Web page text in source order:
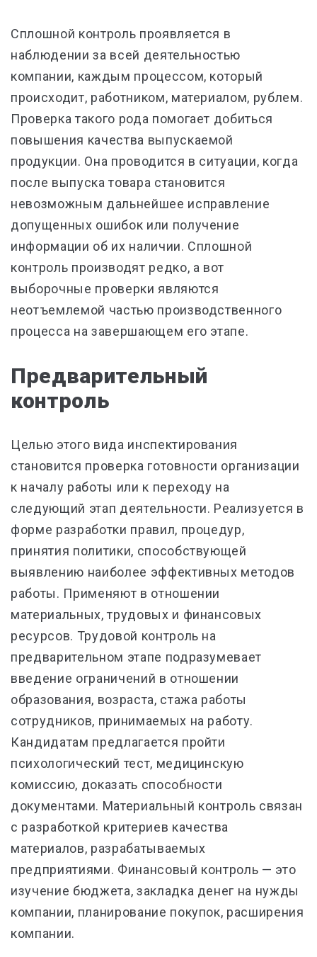
Сплошной контроль проявляется в
наблюдении за всей деятельностью
компании, каждым процессом, который
происходит, работником, материалом, рублем.
Проверка такого рода помогает добиться
повышения качества выпускаемой
продукции. Она проводится в ситуации, когда
после выпуска товара становится
невозможным дальнейшее исправление
допущенных ошибок или получение
информации об их наличии. Сплошной
контроль производят редко, а вот
выборочные проверки являются
неотъемлемой частью производственного
процесса на завершающем его этапе.
Предварительный
контроль
Целью этого вида инспектирования
становится проверка готовности организации
к началу работы или к переходу на
следующий этап деятельности. Реализуется в
форме разработки правил, процедур,
принятия политики, способствующей
выявлению наиболее эффективных методов
работы. Применяют в отношении
материальных, трудовых и финансовых
ресурсов. Трудовой контроль на
предварительном этапе подразумевает
введение ограничений в отношении
образования, возраста, стажа работы
сотрудников, принимаемых на работу.
Кандидатам предлагается пройти
психологический тест, медицинскую
комиссию, доказать способности
документами. Материальный контроль связан
с разработкой критериев качества
материалов, разрабатываемых
предприятиями. Финансовый контроль — это
изучение бюджета, закладка денег на нужды
компании, планирование покупок, расширения
компании.